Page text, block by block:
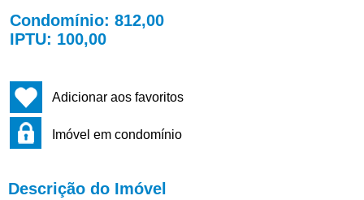
Condomínio: 812,00
IPTU: 100,00
Adicionar aos favoritos
Imóvel em condomínio
Descrição do Imóvel